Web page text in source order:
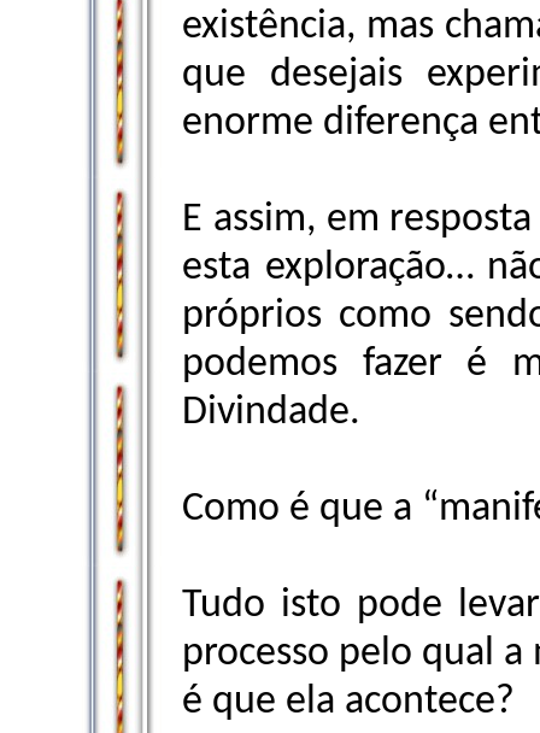
existência, mas
que desejais
enorme diferença
E assim, em
esta exploração…
próprios como
podemos fazer é
Divindade.
Como é que a
Tudo isto pode
processo pelo qual
é que ela acontece?